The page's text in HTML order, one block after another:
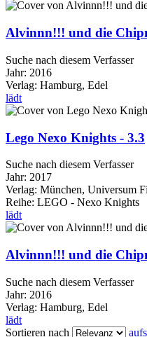
Alvinnn!!! und die
Suche nach diesem Verfasser
Jahr: 2016
Verlag: Hamburg, Edel
lädt
Lego Nexo Knights - 3.3
Suche nach diesem Verfasser
Jahr: 2017
Verlag: München, Universum
Reihe: LEGO - Nexo Knights
lädt
Alvinnn!!! und die
Suche nach diesem Verfasser
Jahr: 2016
Verlag: Hamburg, Edel
lädt
Sortieren nach